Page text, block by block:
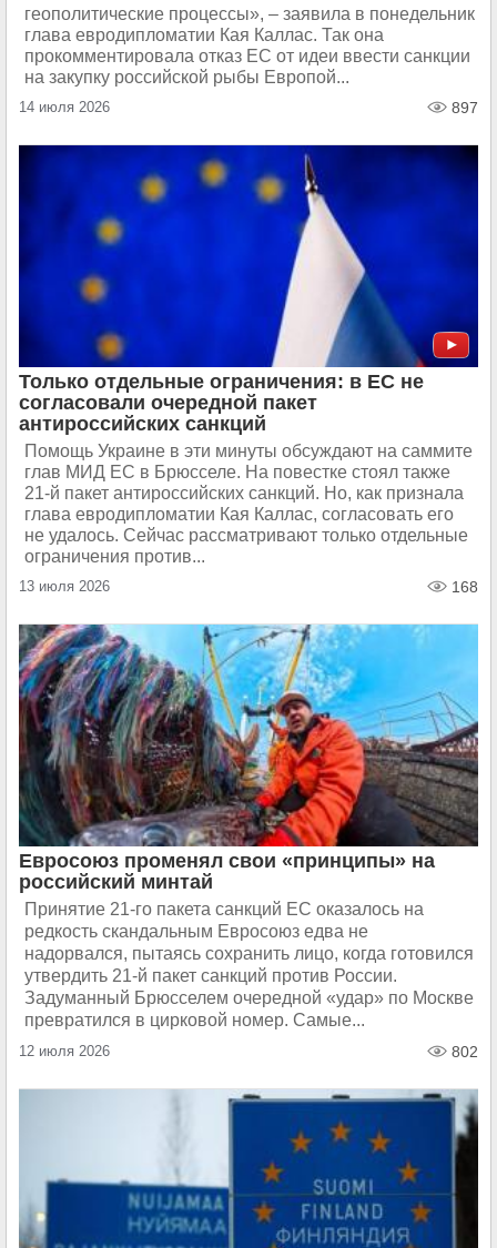
геополитические процессы», – заявила в понедельник
глава евродипломатии Кая Каллас. Так она
прокомментировала отказ ЕС от идеи ввести санкции
на закупку российской рыбы Европой...
14 июля 2026 897
Только отдельные ограничения: в ЕС не
согласовали очередной пакет
антироссийских санкций
Помощь Украине в эти минуты обсуждают на саммите
глав МИД ЕС в Брюсселе. На повестке стоял также
21-й пакет антироссийских санкций. Но, как признала
глава евродипломатии Кая Каллас, согласовать его
не удалось. Сейчас рассматривают только отдельные
ограничения против...
13 июля 2026 168
Евросоюз променял свои «принципы» на
российский минтай
Принятие 21-го пакета санкций ЕС оказалось на
редкость скандальным Евросоюз едва не
надорвался, пытаясь сохранить лицо, когда готовился
утвердить 21-й пакет санкций против России.
Задуманный Брюсселем очередной «удар» по Москве
превратился в цирковой номер. Самые...
12 июля 2026 802